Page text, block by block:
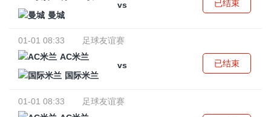
vs
曼城
已结束
01-01 08:33
足球友谊赛
AC米兰
vs
国际米兰
已结束
01-01 08:33
足球友谊赛